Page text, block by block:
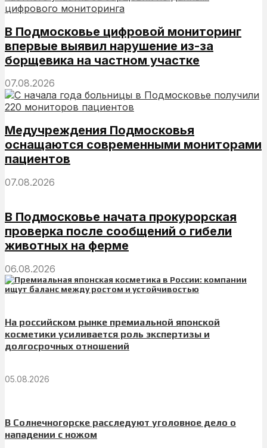
В Подмосковье цифровой мониторинг
впервые выявил нарушение из-за
борщевика на частном участке
07.08.2026
Медучреждения Подмосковья
оснащаются современными мониторами
пациентов
07.08.2026
В Подмосковье начата прокурорская
проверка после сообщений о гибели
животных на ферме
06.08.2026
На российском рынке премиальной японской
косметики усиливается роль экспертизы и
долгосрочных отношений
05.08.2026
В Солнечногорске расследуют уголовное дело о
нападении с ножом